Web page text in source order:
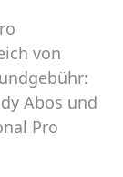
Design
von
Abos und
Pro